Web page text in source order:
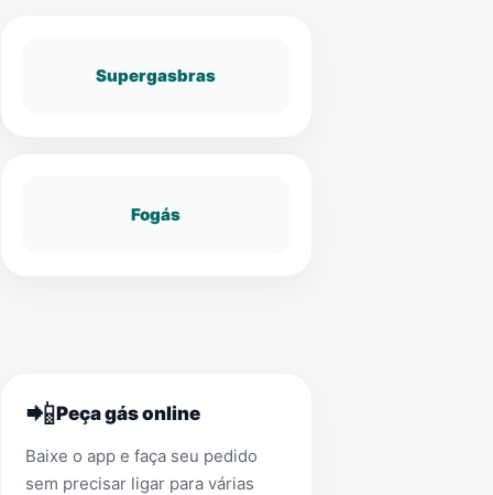
Supergasbras
Fogás
📲Peça gás online
Baixe o app e faça seu pedido
sem precisar ligar para várias